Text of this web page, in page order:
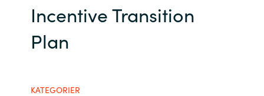
Africa
Channel Partner
Incentive Transition
Plan
KATEGORIER